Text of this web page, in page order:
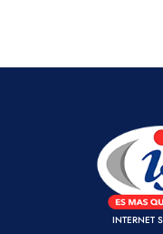
INTERNET